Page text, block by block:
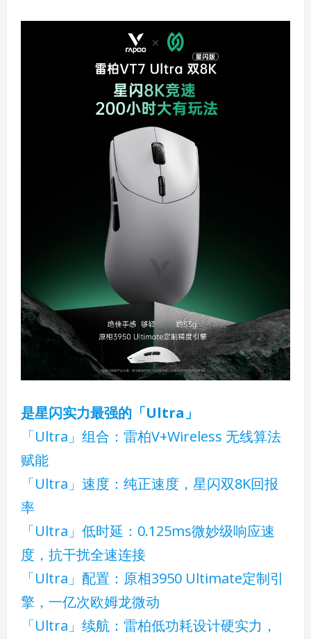
是星闪实力最强的「Ultra」
「Ultra」组合：雷柏V+Wireless 无线算法
赋能
「Ultra」速度：纯正速度，星闪双8K回报
率
「Ultra」低时延：0.125ms微妙级响应速
度，抗干扰全速连接
「Ultra」配置：原相3950 Ultimate定制引
擎，一亿次欧姆龙微动
「Ultra」续航：雷柏低功耗设计硬实力，